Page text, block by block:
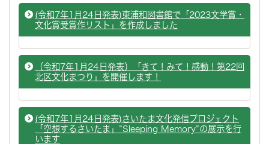
(令和7年1月24日発表)東浦和図書館で「2023文学賞・
文化賞受賞作リスト」を作成しました
（令和7年1月24日発表）「きて！みて！感動！第22回
北区文化まつり」を開催します！
(令和7年1月24日発表)さいたま文化発信プロジェクト
「空想するさいたま」”Sleeping Memory”の展示を行
います